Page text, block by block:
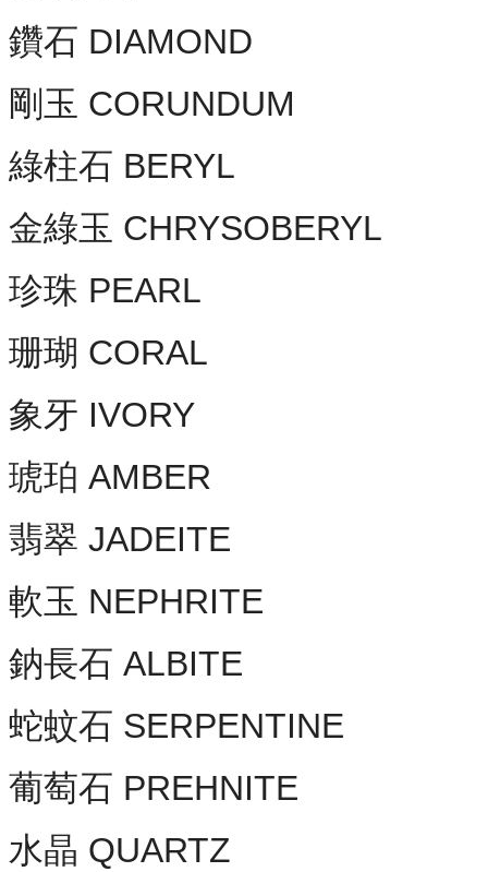
鑽石 DIAMOND
剛玉 CORUNDUM
綠柱石 BERYL
金綠玉 CHRYSOBERYL
珍珠 PEARL
珊瑚 CORAL
象牙 IVORY
琥珀 AMBER
翡翠 JADEITE
軟玉 NEPHRITE
鈉長石 ALBITE
蛇蚊石 SERPENTINE
葡萄石 PREHNITE
水晶 QUARTZ